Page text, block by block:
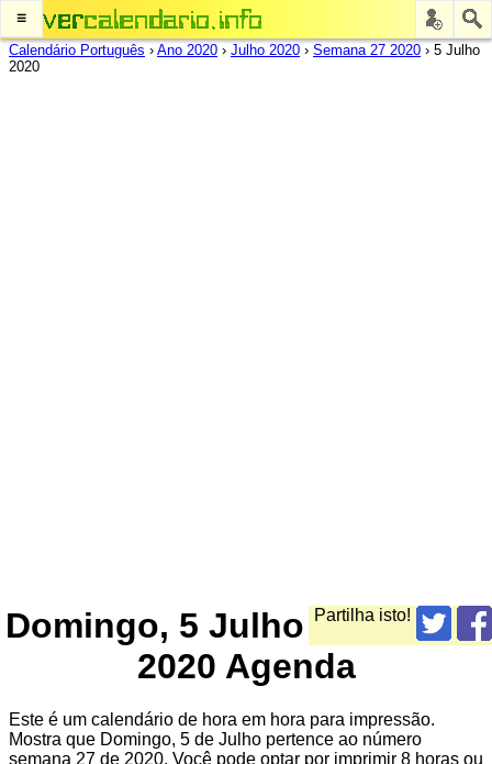
≡
Calendário Português › Ano 2020 › Julho 2020 › Semana 27 2020 › 5 Julho
2020
Partilha isto!
Domingo, 5 Julho
2020 Agenda
Este é um calendário de hora em hora para impressão.
Mostra que Domingo, 5 de Julho pertence ao número
semana 27 de 2020. Você pode optar por imprimir 8 horas ou